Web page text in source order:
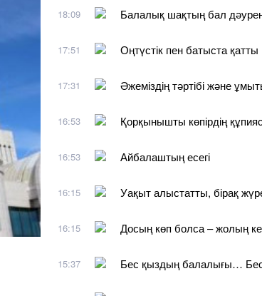
18:09 Балалық шақтың бал
17:51 Оңтүстік пен батыста
17:31 Әжеміздің тәртібі және
16:53 Қорқынышты көпірдің
16:53 Айбалаштың есегі
16:15 Уақыт алыстатты, бірақ
16:15 Досың көп болса – жолың
15:37 Бес қыздың балалығы… Бес